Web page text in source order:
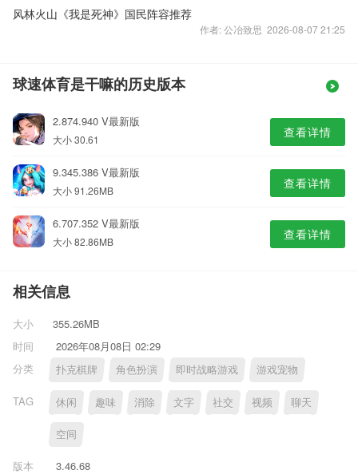
风林火山《我是死神》国民阵容推荐
作者: 公冶致思 2026-08-07 21:25
球速体育是干嘛的历史版本
2.874.940 V最新版
大小 30.61 查看详情
9.345.386 V最新版
大小 91.26MB 查看详情
6.707.352 V最新版
大小 82.86MB 查看详情
相关信息
大小
355.26MB
时间
2026年08月08日 02:29
分类
扑克棋牌 角色扮演 即时战略游戏 游戏宠物
TAG 休闲 趣味 消除 文字 社交 视频 聊天
空间
版本
3.46.68